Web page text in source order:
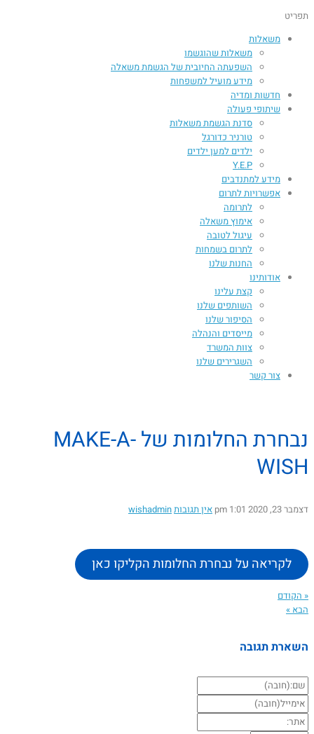
תפריט
משאלות
משאלות שהוגשמו
השפעתה החיובית של הגשמת משאלה​
מידע מועיל למשפחות
חדשות ומדיה
שיתופי פעולה
סדנת הגשמת משאלות
טורניר כדורגל
ילדים למען ילדים
Y.E.P
מידע למתנדבים
אפשרויות לתרום
לתרומה
אימוץ משאלה
עיגול לטובה
לתרום בשמחות
החנות שלנו
אודותינו
קצת עלינו
השותפים שלנו
הסיפור שלנו
מייסדים והנהלה
צוות המשרד
השגרירים שלנו
צור קשר
נבחרת החלומות של MAKE-A-
WISH
דצמבר 23, 2020 1:01 pm אין תגובותwishadmin
לקריאה על נבחרת החלומות הקליקו כאן
« הקודם
הבא »
השארת תגובה